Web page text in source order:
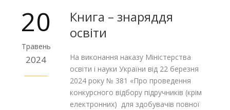
20
Травень
2024
Книга – знаряддя
освіти
На виконання наказу Міністерства
освіти і науки України від 22 березня
2024 року № 381 «Про проведення
конкурсного відбору підручників (крім
електронних) для здобувачів повної